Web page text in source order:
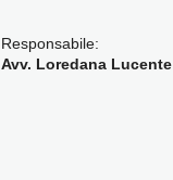
Responsabile:
Avv. Loredana Lucente